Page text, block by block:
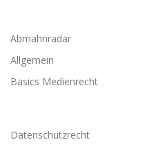
Abmahnradar
Allgemein
Basics Medienrecht
Datenschutzrecht